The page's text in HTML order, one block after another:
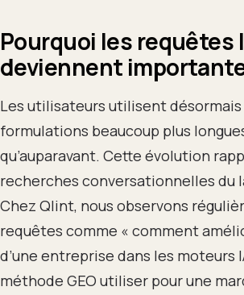
Pourquoi les requêtes
deviennent
Les utilisateurs utilisent désormais
formulations beaucoup plus
qu’auparavant. Cette évolution
recherches conversationnelles du
Chez Qlint, nous observons
requêtes comme « comment
d’une entreprise dans les moteurs
méthode GEO utiliser pour une